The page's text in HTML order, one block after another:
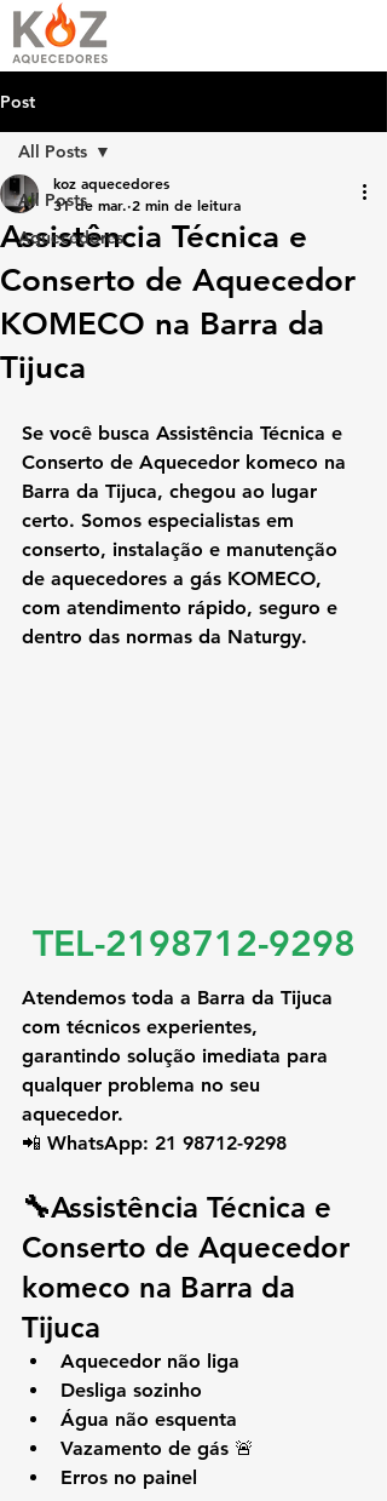
Post
All Posts
Aquecedores
All Posts
Assistência Técnica e
Conserto de Aquecedor
KOMECO na Barra da
Tijuca
koz aquecedores
31 de mar. 2 min de leitura
Se você busca Assistência Técnica e
Conserto de Aquecedor komeco na
Barra da Tijuca, chegou ao lugar
certo. Somos especialistas em
conserto, instalação e manutenção
de aquecedores a gás KOMECO,
com atendimento rápido, seguro e
dentro das normas da Naturgy.
TEL-2198712-9298
Atendemos toda a Barra da Tijuca
com técnicos experientes,
garantindo solução imediata para
qualquer problema no seu
aquecedor.
📲 WhatsApp: 21 98712-9298
🔧Assistência Técnica e
Conserto de Aquecedor
komeco na Barra da
Tijuca
Aquecedor não liga
Desliga sozinho
Água não esquenta
Vazamento de gás 🚨
Erros no painel